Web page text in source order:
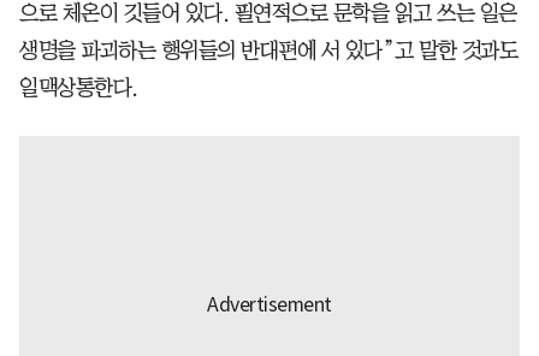
으로 체온이 깃들어 있다. 필연적으로 문학을 읽고 쓰는 일은
생명을 파괴하는 행위들의 반대편에 서 있다”고 말한 것과도
일맥상통한다.